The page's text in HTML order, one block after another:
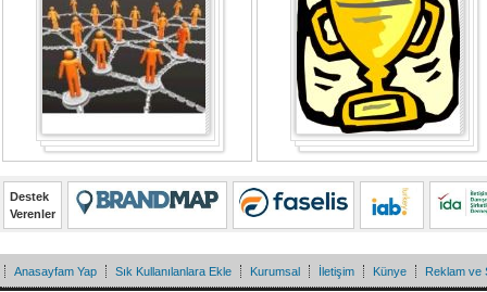
Destek
Verenler
Anasayfam Yap Sık Kullanılanlara Ekle Kurumsal İletişim Künye Reklam ve